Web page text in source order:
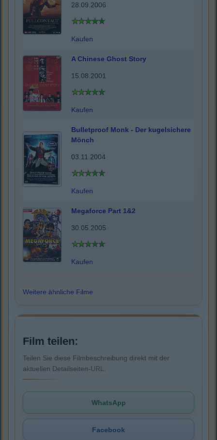
28.09.2006
Kaufen
A Chinese Ghost Story
15.08.2001
Kaufen
Bulletproof Monk - Der kugelsichere
Mönch
03.11.2004
Kaufen
Megaforce Part 1&2
30.05.2005
Kaufen
Weitere ähnliche Filme
Film teilen:
Teilen Sie diese Filmbeschreibung direkt mit der
aktuellen Detailseiten-URL.
WhatsApp
Facebook